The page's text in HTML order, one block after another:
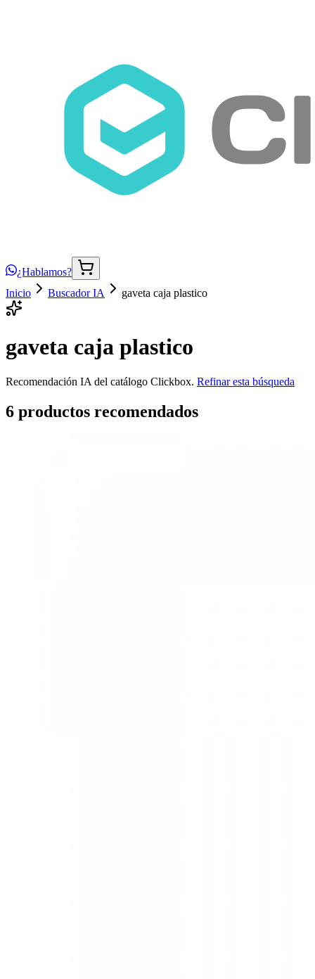
¿Hablamos?
Inicio
Buscador IA gaveta caja plastico
gaveta caja plastico
Recomendación IA del catálogo Clickbox. Refinar esta búsqueda
6 productos recomendados